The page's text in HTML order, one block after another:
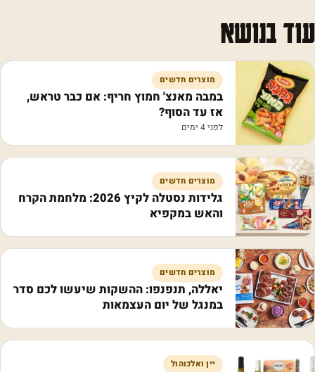
עוד בנושא
מוצרים חדשים
במבה מאנצ' חמוץ חריף: אם כבר טראש,
אז עד הסוף?
לפני 4 ימים
מוצרים חדשים
גלידות נסטלה לקיץ 2026: מלחמת הקרח
והאש במקפיא
מוצרים חדשים
יאללה, תנפנפו: ההשקות שיעשו לכם סדר
במנגל של יום העצמאות
יין ואלכוהול